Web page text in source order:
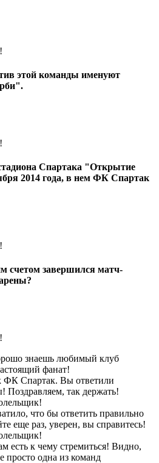
этой команды именуют
Спартака "Открытие
2014 года, в нем ФК Спартак
счетом завершился матч-
знаешь любимый клуб
фанат!
Спартак. Вы ответили
Поздравляем, так держать!
что бы ответить правильно
еще раз, уверен, вы справитесь!
есть к чему стремиться! Видно,
просто одна из команд